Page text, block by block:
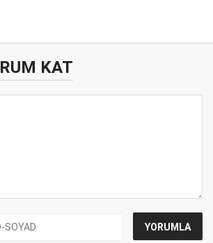
KAT